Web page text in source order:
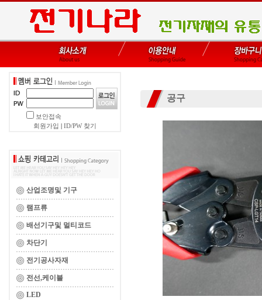
보안접속
회원가입
ID/PW 찾기
산업조명및 기구
램프류
배선기구및 멀티코드
차단기
전기공사자재
전선,케이블
LED
공구